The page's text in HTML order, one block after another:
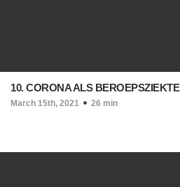
10. CORONA ALS BEROEPSZIEKTE
March 15th, 2021 26 min